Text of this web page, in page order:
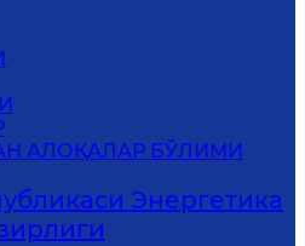
АЛОҚАЛАР БЎЛИМИ
Энергетика